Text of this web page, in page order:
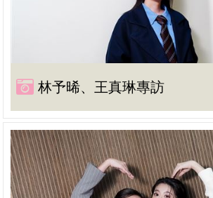
林予晞、王真琳專訪